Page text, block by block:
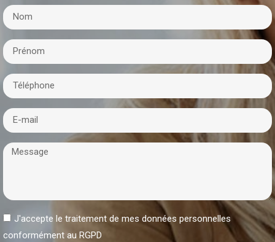
J'accepte le traitement de mes données personnelles
conformément au RGPD